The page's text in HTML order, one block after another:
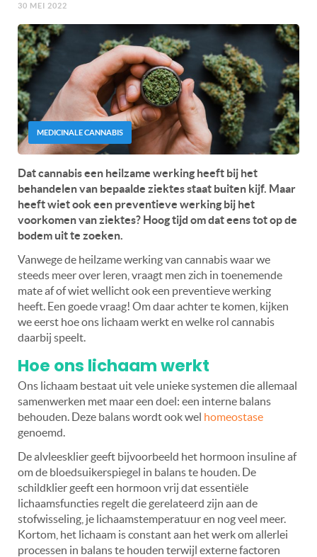
30 MEI 2022
MEDICINALE CANNABIS
Dat cannabis een heilzame werking heeft bij het
behandelen van bepaalde ziektes staat buiten kijf. Maar
heeft wiet ook een preventieve werking bij het
voorkomen van ziektes? Hoog tijd om dat eens tot op de
bodem uit te zoeken.
Vanwege de heilzame werking van cannabis waar we
steeds meer over leren, vraagt men zich in toenemende
mate af of wiet wellicht ook een preventieve werking
heeft. Een goede vraag! Om daar achter te komen, kijken
we eerst hoe ons lichaam werkt en welke rol cannabis
daarbij speelt.
Hoe ons lichaam werkt
Ons lichaam bestaat uit vele unieke systemen die allemaal
samenwerken met maar een doel: een interne balans
behouden. Deze balans wordt ook wel homeostase
genoemd.
De alvleesklier geeft bijvoorbeeld het hormoon insuline af
om de bloedsuikerspiegel in balans te houden. De
schildklier geeft een hormoon vrij dat essentiële
lichaamsfuncties regelt die gerelateerd zijn aan de
stofwisseling, je lichaamstemperatuur en nog veel meer.
Kortom, het lichaam is constant aan het werk om allerlei
processen in balans te houden terwijl externe factoren